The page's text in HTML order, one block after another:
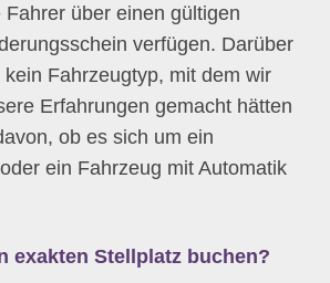
über einen gültigen
verfügen. Darüber
Fahrzeugtyp, mit dem wir
Erfahrungen gemacht hätten
ob es sich um ein
ein Fahrzeug mit Automatik
exakten Stellplatz buchen?